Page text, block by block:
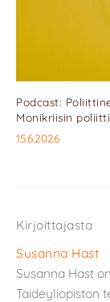
Podcast:
Monikriisin
15.6.2026
Kirjoittajasta
Susanna Hast
Susanna Hast
Taideyliopiston